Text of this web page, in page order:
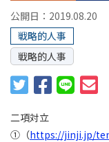
公開日：2019.08.20
戦略的人事
戦略的人事
二項対立
①（https://jinji.jp/